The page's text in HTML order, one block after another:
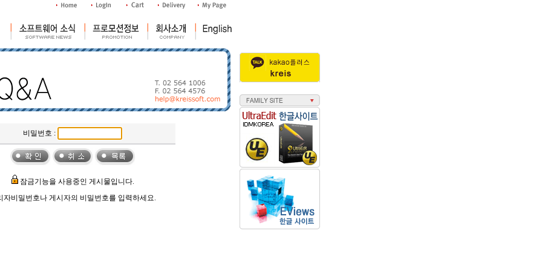
비밀번호 :
잠금기능을 사용중인 게시물입니다.
자비밀번호나 게시자의 비밀번호를 입력하세요.